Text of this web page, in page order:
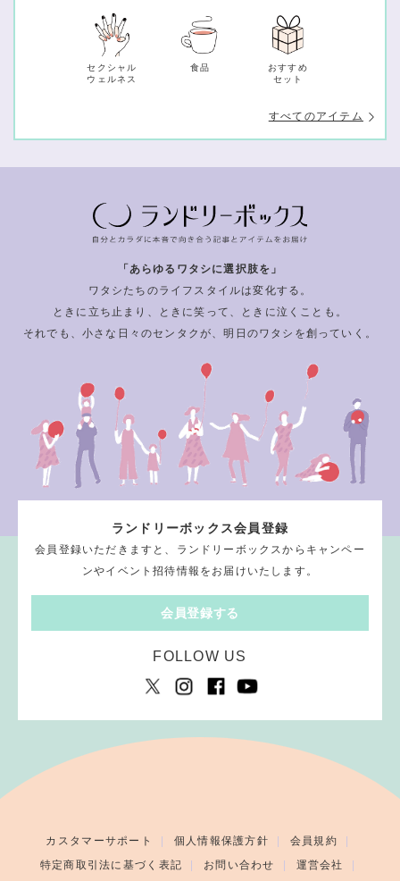
セクシャル
ウェルネス
食品
おすすめ
セット
すべてのアイテム
「あらゆるワタシに選択肢を」
ワタシたちのライフスタイルは変化する。
ときに立ち止まり、ときに笑って、ときに泣くことも。
それでも、小さな日々のセンタクが、明日のワタシを創っていく。
ランドリーボックス会員登録
会員登録いただきますと、ランドリーボックスからキャンペー
ンやイベント招待情報をお届けいたします。
会員登録する
FOLLOW US
カスタマーサポート 個人情報保護方針
会員規約
特定商取引法に基づく表記
お問い合わせ 運営会社